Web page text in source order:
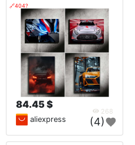
🔗404?
84.45 $
268
aliexpress (4)